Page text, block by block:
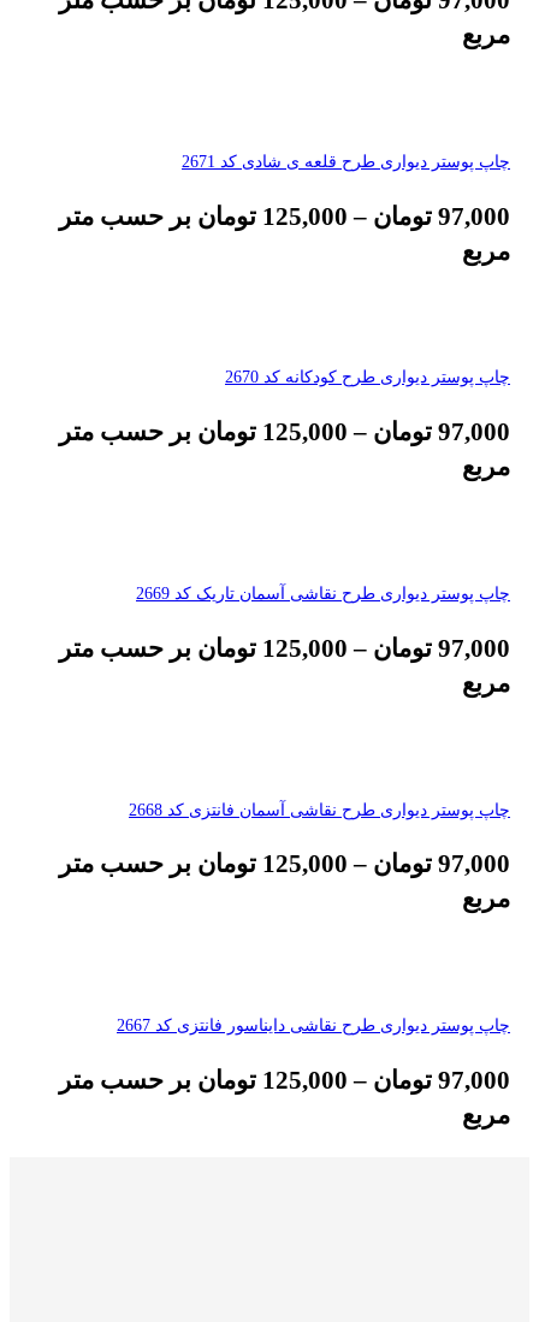
مربع
چاپ پوستر دیواری طرح قلعه ی شادی کد 2671
97,000 تومان –
125,000 تومان بر حسب متر
مربع
چاپ پوستر دیواری طرح کودکانه کد 2670
97,000 تومان –
125,000 تومان بر حسب متر
مربع
چاپ پوستر دیواری طرح نقاشی آسمان تاریک کد 2669
97,000 تومان –
125,000 تومان بر حسب متر
مربع
چاپ پوستر دیواری طرح نقاشی آسمان فانتزی کد 2668
97,000 تومان –
125,000 تومان بر حسب متر
مربع
چاپ پوستر دیواری طرح نقاشی دایناسور فانتزی کد 2667
97,000 تومان –
125,000 تومان بر حسب متر
مربع